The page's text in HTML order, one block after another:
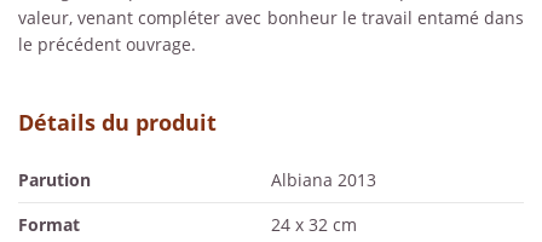
valeur, venant compléter avec bonheur le travail entamé dans
le précédent ouvrage.
Détails du produit
Parution
Albiana 2013
Format
24 x 32 cm